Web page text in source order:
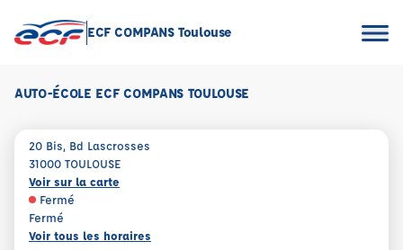
ECF COMPANS Toulouse
AUTO-ÉCOLE ECF COMPANS TOULOUSE
20 Bis, Bd Lascrosses
31000 TOULOUSE
Voir sur la carte
Fermé
Fermé
Voir tous les horaires